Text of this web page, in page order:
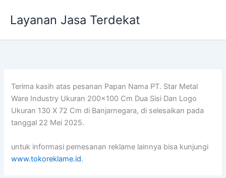
Layanan Jasa Terdekat
Terima kasih atas pesanan Papan Nama PT. Star Metal
Ware Industry Ukuran 200×100 Cm Dua Sisi Dan Logo
Ukuran 130 X 72 Cm di Banjarnegara, di selesaikan pada
tanggal 22 Mei 2025.
untuk informasi pemesanan reklame lainnya bisa kunjungi
www.tokoreklame.id.